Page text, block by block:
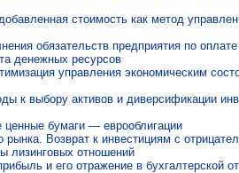
стоимость как метод
обязательств предприятия по оплате
денежных ресурсов
управления экономическим
к выбору активов и диверсификации
бумаги — еврооблигации
рынка. Возврат к инвестициям с
лизинговых отношений
и его отражение в бухгалтерской